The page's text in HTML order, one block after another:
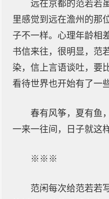
远在京都的范若若
里感觉到远在澹州的那
子不一样。心理年龄相
书信来往，很明显，范
染，信上言语谈吐，要
看待世界也开始有了一
春有风筝，夏有鱼
一来一往间，日子就这
※※※
范闲每次给范若若